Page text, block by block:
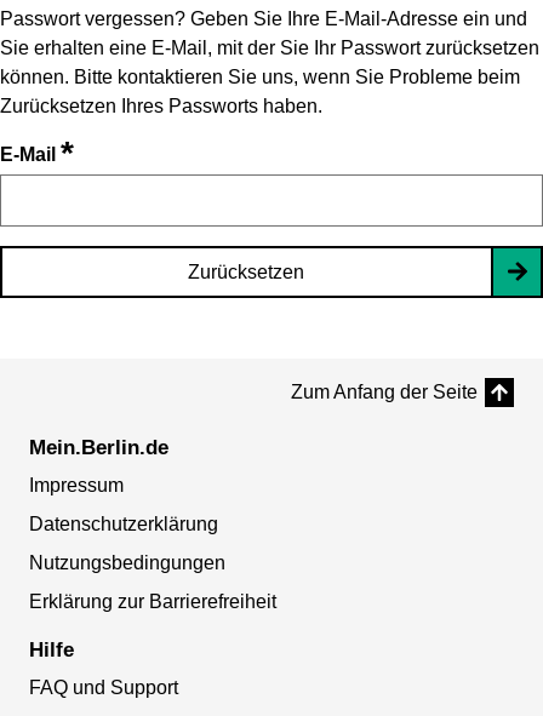
Passwort vergessen? Geben Sie Ihre E-Mail-Adresse ein und
Sie erhalten eine E-Mail, mit der Sie Ihr Passwort zurücksetzen
können. Bitte kontaktieren Sie uns, wenn Sie Probleme beim
Zurücksetzen Ihres Passworts haben.
E-Mail *
Zurücksetzen
Zum Anfang der Seite
Mein.Berlin.de
Impressum
Datenschutzerklärung
Nutzungsbedingungen
Erklärung zur Barrierefreiheit
Hilfe
FAQ und Support